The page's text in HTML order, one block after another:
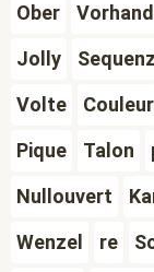
Ober Vorhand
Jolly
Sequenz
Volte
Couleur
Pique
Talon
Nullouvert
Wenzel
re